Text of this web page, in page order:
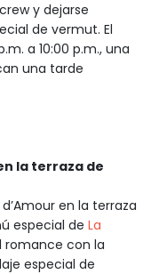
y dejarse
de vermut. El
a 10:00 p.m., una
una tarde
la terraza de
en la terraza
especial de La
romance con la
especial de